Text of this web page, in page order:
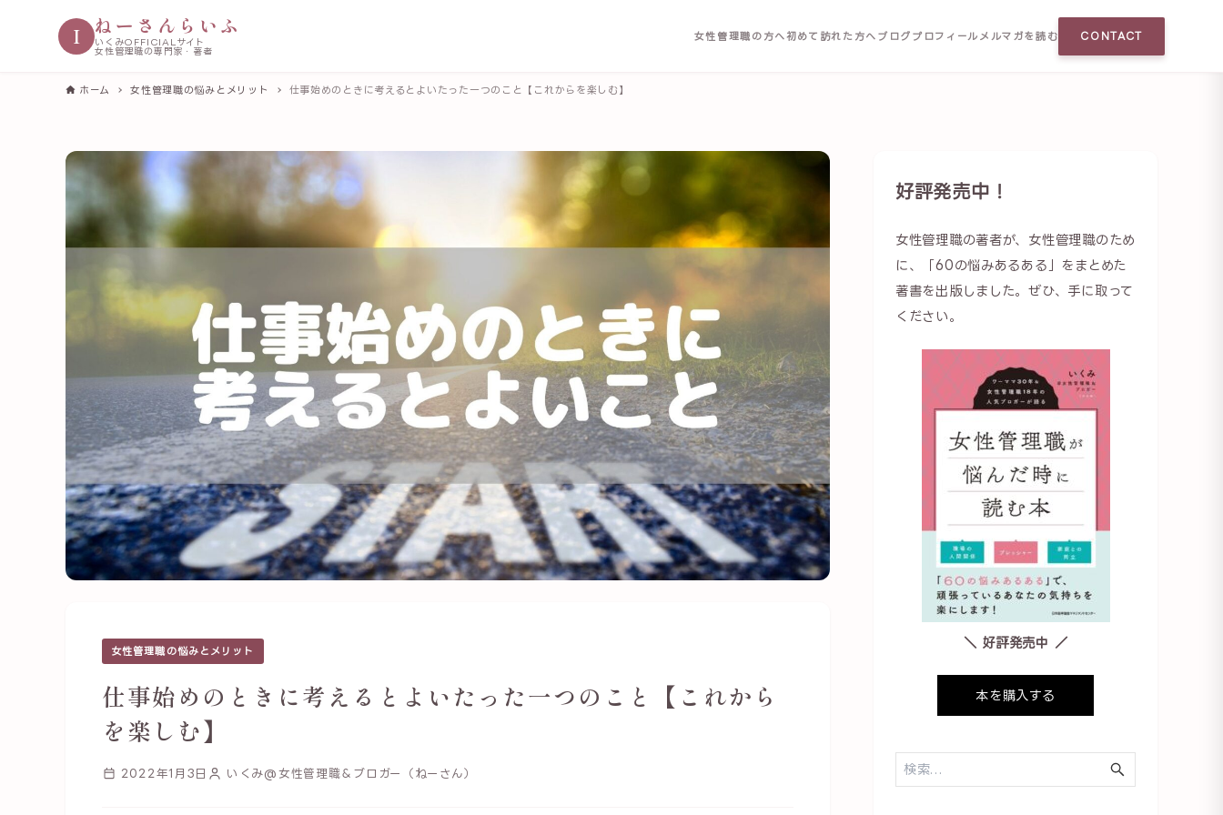
I ねーさんらいふ
いくみOFFICIALサイト
女性管理職の専門家・著者
女性管理職の方へ初めて訪れた方へ ブログ プロフィール メルマガを読む CONTACT
ホーム 女性管理職の悩みとメリット 仕事始めのときに考えるとよいたった一つのこと【これからを楽しむ】
女性管理職の悩みとメリット
仕事始めのときに考えるとよいたった一つのこと【これから
を楽しむ】
2022年1月3日 いくみ@女性管理職＆ブロガー（ねーさん）
好評発売中！
女性管理職の著者が、女性管理職のため
に、「60の悩みあるある」をまとめた
著書を出版しました。ぜひ、手に取って
ください。
＼ 好評発売中 ／
本を購入する